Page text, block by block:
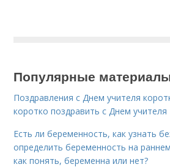
Популярные
Поздравления с Днем учителя
коротко поздравить с Днем учителя
Есть ли беременность, как узнать
определить беременность на
как понять, беременна или нет?